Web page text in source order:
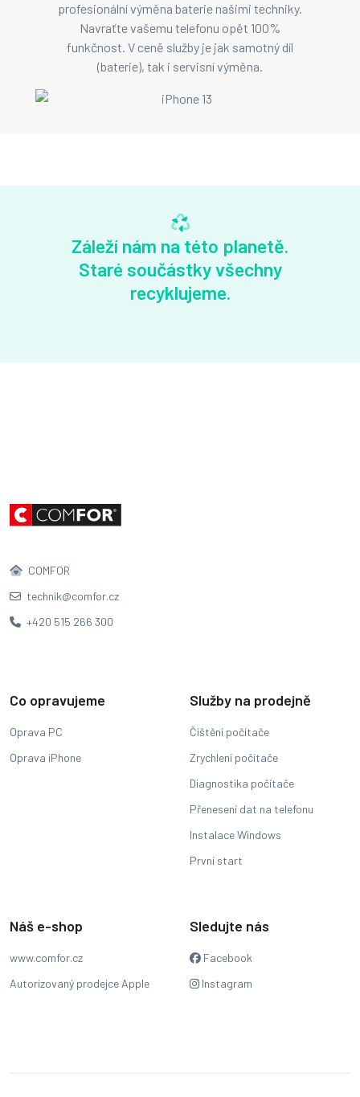
profesionální výměna baterie našimi techniky.
Navraťte vašemu telefonu opět 100%
funkčnost. V ceně služby je jak samotný díl
(baterie), tak i servisní výměna.
Záleží nám na této planetě.
Staré součástky všechny
recyklujeme.
COMFOR
technik@comfor.cz
+420 515 266 300
Co opravujeme
Oprava PC
Oprava iPhone
Služby na prodejně
Čištění počítače
Zrychlení počítače
Diagnostika počítače
Přenesení dat na telefonu
Instalace Windows
První start
Náš e-shop
www.comfor.cz
Autorizovaný prodejce Apple
Sledujte nás
Facebook
Instagram